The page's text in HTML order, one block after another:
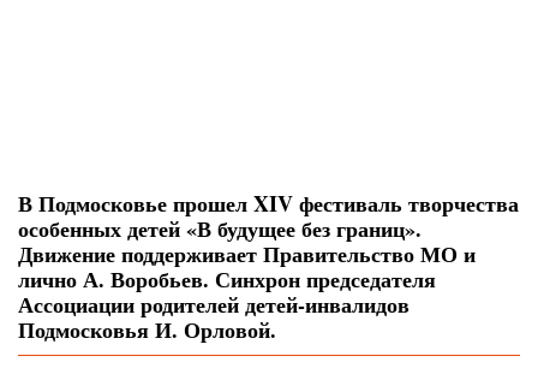
В Подмосковье прошел XIV фестиваль творчества
особенных детей «В будущее без границ».
Движение поддерживает Правительство МО и
лично А. Воробьев. Синхрон председателя
Ассоциации родителей детей-инвалидов
Подмосковья И. Орловой.